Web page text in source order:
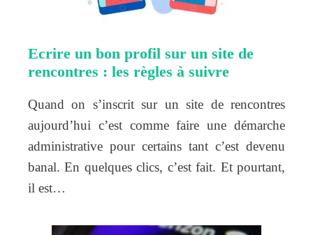
Ecrire un bon profil sur un site de
rencontres : les règles à suivre
Quand on s’inscrit sur un site de rencontres
aujourd’hui c’est comme faire une démarche
administrative pour certains tant c’est devenu
banal. En quelques clics, c’est fait. Et pourtant,
il est…